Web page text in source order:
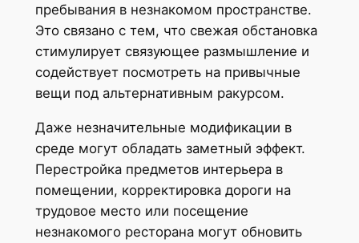
пребывания в незнакомом пространстве.
Это связано с тем, что свежая обстановка
стимулирует связующее размышление и
содействует посмотреть на привычные
вещи под альтернативным ракурсом.
Даже незначительные модификации в
среде могут обладать заметный эффект.
Перестройка предметов интерьера в
помещении, корректировка дороги на
трудовое место или посещение
незнакомого ресторана могут обновить